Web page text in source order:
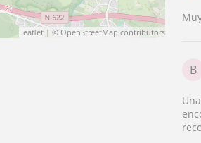
Leaflet | ©OpenStreetMap contributors
B